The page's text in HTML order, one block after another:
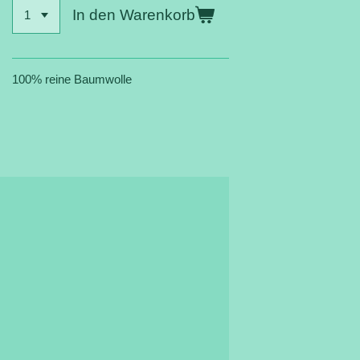
In den Warenkorb
100% reine Baumwolle